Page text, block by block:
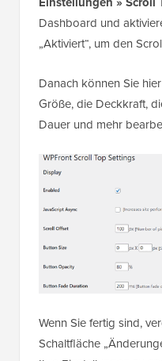
Einstellungen » Scroll
Dashboard und
„Aktiviert“, um den
Danach können Sie
Größe, die Deckkraft,
Dauer und mehr
Wenn Sie fertig sind,
Schaltfläche